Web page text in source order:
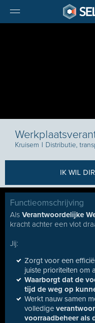
Kruisem I Distributie,
IK WIL
Functieomschrijving
Als Verantwoordelijke
kracht achter een vlot
Jij:
Zorgt voor een
juiste prioriteiten om
Waarborgt dat de
tijd de weg op
Werkt nauw samen
volledige
voorraadbeheer als